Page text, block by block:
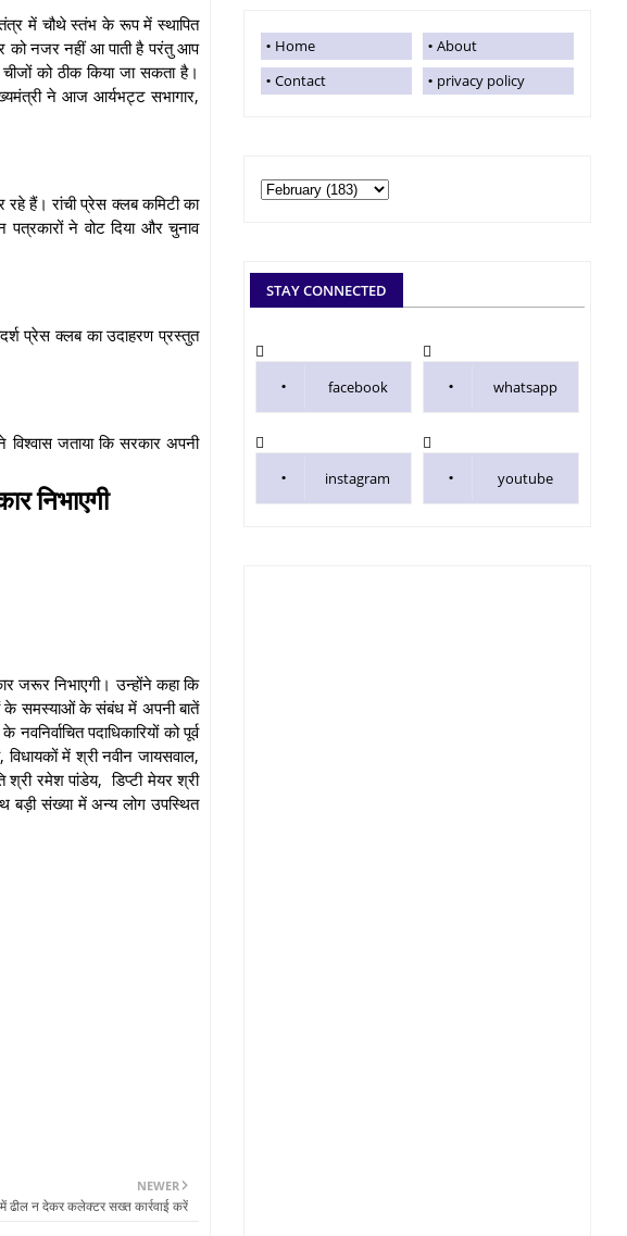
में चौथे स्तंभ के रूप में स्थापित
को नजर नहीं आ पाती है परंतु आप
को ठीक किया जा सकता है।
ने आज आर्यभट्ट सभागार,
हैं। रांची प्रेस क्लब कमिटी का
पत्रकारों ने वोट दिया और चुनाव
प्रेस क्लब का उदाहरण प्रस्तुत
जताया कि सरकार अपनी
निभाएगी
जरूर निभाएगी। उन्होंने कहा कि
के समस्याओं के संबंध में अपनी बातें
पदाधिकारियों को पूर्व
विधायकों में श्री नवीन जायसवाल,
श्री रमेश पांडेय, डिप्टी मेयर श्री
बड़ी संख्या में अन्य लोग उपस्थित
NEWER
ढील न देकर कलेक्टर सख्त कार्रवाई करें
Home
About
Contact
privacy policy
STAY CONNECTED
facebook whatsapp
instagram youtube